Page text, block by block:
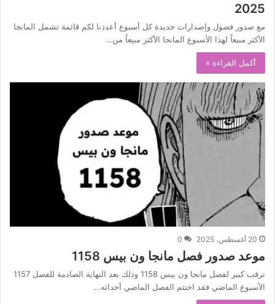
2025
مع صدور فصول وإصدارات جديدة كل أسبوع أعددنا لكم قائمة تشمل المانجا
الأكثر مبيعاً لهذا الأسبوع المانجا الأكثر مبيعاً من…
أكمل القراءة »
20 أغسطس، 2025 0
موعد صدور فصل مانجا ون بيس 1158
ترقب كبير لفصل مانجا ون بيس 1158 وذلك بعد النهاية الصادمة للفصل 1157
الأسبوع الماضي فقد اختتم الفصل الماضي أحداثه…